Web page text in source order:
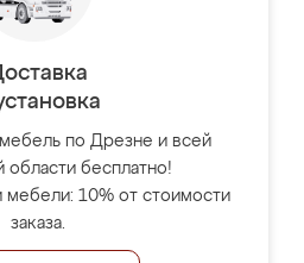
по Дрезне и всей
области бесплатно!
10% от стоимости
заказа.